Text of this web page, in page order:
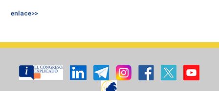
enlace>>